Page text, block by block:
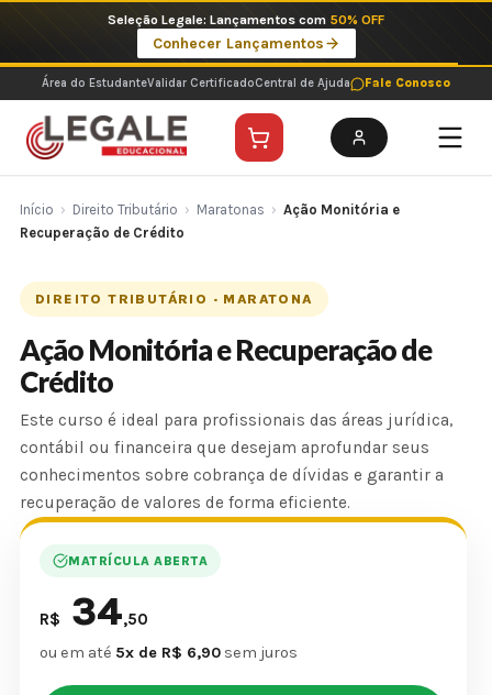
o
conteúdo
Imperdíveis no Pix: Pós Selecionadas a 199 reais no pix em parcela única
Ver ofertas
Área do EstudanteValidar CertificadoCentral de Ajuda Fale Conosco
Início › Direito Tributário › Maratonas › Ação Monitória e
Recuperação de Crédito
DIREITO TRIBUTÁRIO · MARATONA
Ação Monitória e Recuperação de
Crédito
Este curso é ideal para profissionais das áreas jurídica,
contábil ou financeira que desejam aprofundar seus
conhecimentos sobre cobrança de dívidas e garantir a
recuperação de valores de forma eficiente.
MATRÍCULA ABERTA
R$ 34,50
ou em até 5x de R$ 6,90 sem juros